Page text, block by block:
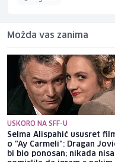
Možda vas zanima
USKORO NA SFF-U
Selma Alispahić ususret
o "Ay Carmeli": Dragan
bi bio ponosan; nikada